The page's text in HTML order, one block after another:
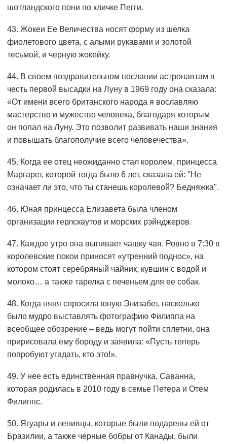
шотландского пони по кличке Пегги.
43. Жокеи Ее Величества носят форму из шелка
фиолетового цвета, с алыми рукавами и золотой
тесьмой, и черную жокейку.
44. В своем поздравительном послании астронавтам в
честь первой высадки на Луну в 1969 году она сказала:
«От имени всего британского народа я вославляю
мастерство и мужество человека, благодаря которым
он попал на Луну. Это позволит развивать наши знания
и повышать благополучие всего человечества».
45. Когда ее отец неожиданно стал королем, принцесса
Маргарет, которой тогда было 6 лет, сказала ей: "Не
означает ли это, что ты станешь королевой? Бедняжка".
46. Юная принцесса Елизавета была членом
организации герлскаутов и морских рэйнджеров.
47. Каждое утро она выпивает чашку чая. Ровно в 7:30 в
королевские покои приносят «утренний поднос», на
котором стоят серебряный чайник, кувшин с водой и
молоко… а также тарелка с печеньем для ее собак.
48. Когда няня спросила юную Элизабет, насколько
было мудро выставлять фотографию Филиппа на
всеобщее обозрение – ведь могут пойти сплетни, она
пририсовала ему бороду и заявила: «Пусть теперь
попробуют угадать, кто это!».
49. У нее есть единственная правнучка, Саванна,
которая родилась в 2010 году в семье Петера и Отем
Филиппс.
50. Ягуары и ленивцы, которые были подарены ей от
Бразилии, а также черные бобры от Канады, были